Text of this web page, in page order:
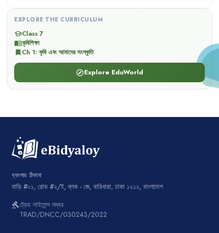
EXPLORE THE CURRICULUM
schoolClass 7
menu_bookকৃষিশিক্ষা
bookmark Ch 1: কৃষি এবং আমাদের সংস্কৃতি
exploreExplore EduWorld
ব্যবসার ঠিকানা
বাড়ি #০১, রোড #২/ই, ব্লক - জে, বারিধারা, ঢাকা ১২১২, বাংলাদেশ
gavelট্রেড লাইসেন্স নম্বর
TRAD/DNCC/030243/2022